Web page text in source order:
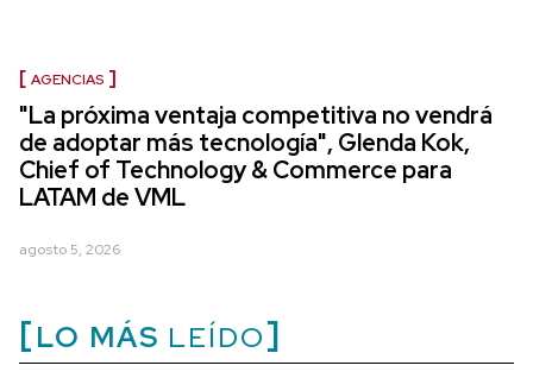
AGENCIAS
"La próxima ventaja competitiva no vendrá
de adoptar más tecnología", Glenda Kok,
Chief of Technology & Commerce para
LATAM de VML
agosto 5, 2026
LO MÁS LEÍDO